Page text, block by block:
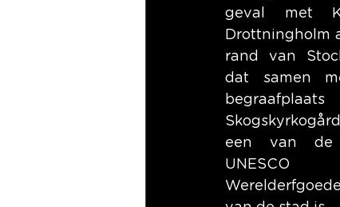
geval met
Drottningholm
rand van
dat samen
begraafplaats
een van de
UNESCO